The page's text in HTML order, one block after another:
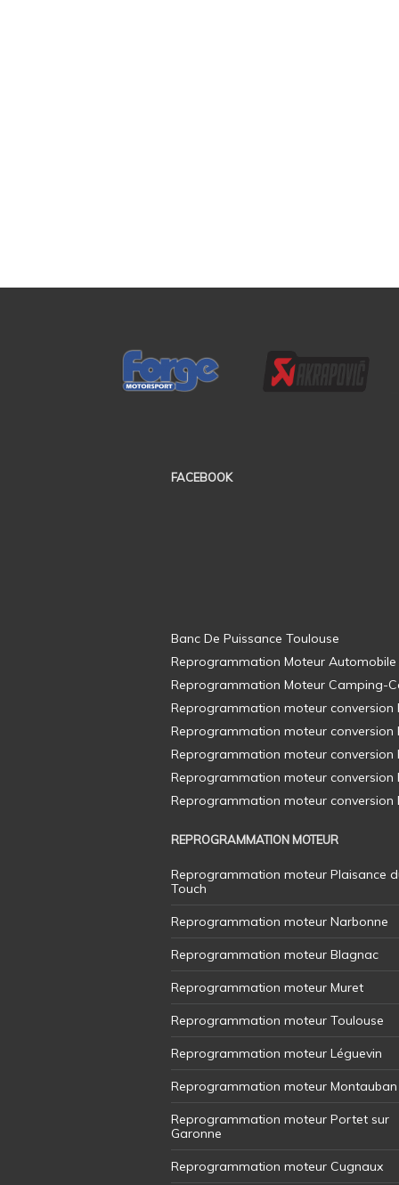
FACEBOOK
REPROGRAMMATION MOTEUR
Reprogrammation moteur Plaisance
Touch
Reprogrammation moteur Narbonne
Reprogrammation moteur Blagnac
Reprogrammation moteur Muret
Reprogrammation moteur Toulouse
Reprogrammation moteur Léguevin
Reprogrammation moteur Montauban
Reprogrammation moteur Portet sur
Garonne
Reprogrammation moteur Cugnaux
Banc De Puissance Toulouse
Reprogrammation Moteur Automobile
Reprogrammation Moteur Camping-
Reprogrammation moteur conversion
Reprogrammation moteur conversion
Reprogrammation moteur conversion
Reprogrammation moteur conversion
Reprogrammation moteur conversion